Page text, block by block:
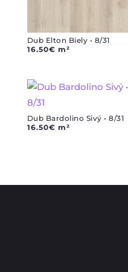
Dub Elton Biely • 8/31
16.50€ m²
Dub Bardolino Sivý • 8/31
16.50€ m²